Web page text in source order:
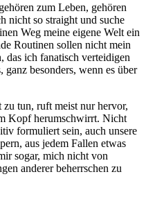
zum Leben, gehören
nicht so straight und suche
Weg meine eigene Welt ein
Routinen sollen nicht mein
das ich fanatisch verteidigen
ganz besonders, wenn es über
tun, ruft meist nur hervor,
Kopf herumschwirrt. Nicht
formuliert sein, auch unsere
aus jedem Fallen etwas
sogar, mich nicht von
anderer beherrschen zu